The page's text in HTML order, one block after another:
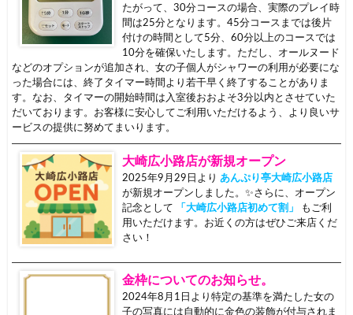
たがって、30分コースの場合、実際のプレイ時
間は25分となります。45分コースまでは後片
付けの時間として5分、60分以上のコースでは
10分を確保いたします。ただし、オールヌード
などのオプションが追加され、女の子個人がシャワーの利用が必要にな
った場合には、終了タイマー時間より若干早く終了することがありま
す。なお、タイマーの開始時間は入室後おおよそ3分以内とさせていた
だいております。お客様に安心してご利用いただけるよう、より良いサ
ービスの提供に努めてまいります。
大崎広小路店が新規オープン
2025年9月29日より あんぷり亭大崎広小路店
が新規オープンしました。✨さらに、オープン
記念として
「大崎広小路店初めて割」
もご利
用いただけます。お近くの方はぜひご来店くだ
さい！
金枠についてのお知らせ。
2024年8月1日より特定の基準を満たした女の
子の写真には自動的に金色の装飾が付与されま